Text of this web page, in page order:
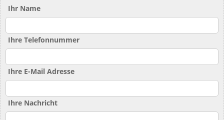
Ihr Name
Ihre Telefonnummer
Ihre E-Mail Adresse
Ihre Nachricht